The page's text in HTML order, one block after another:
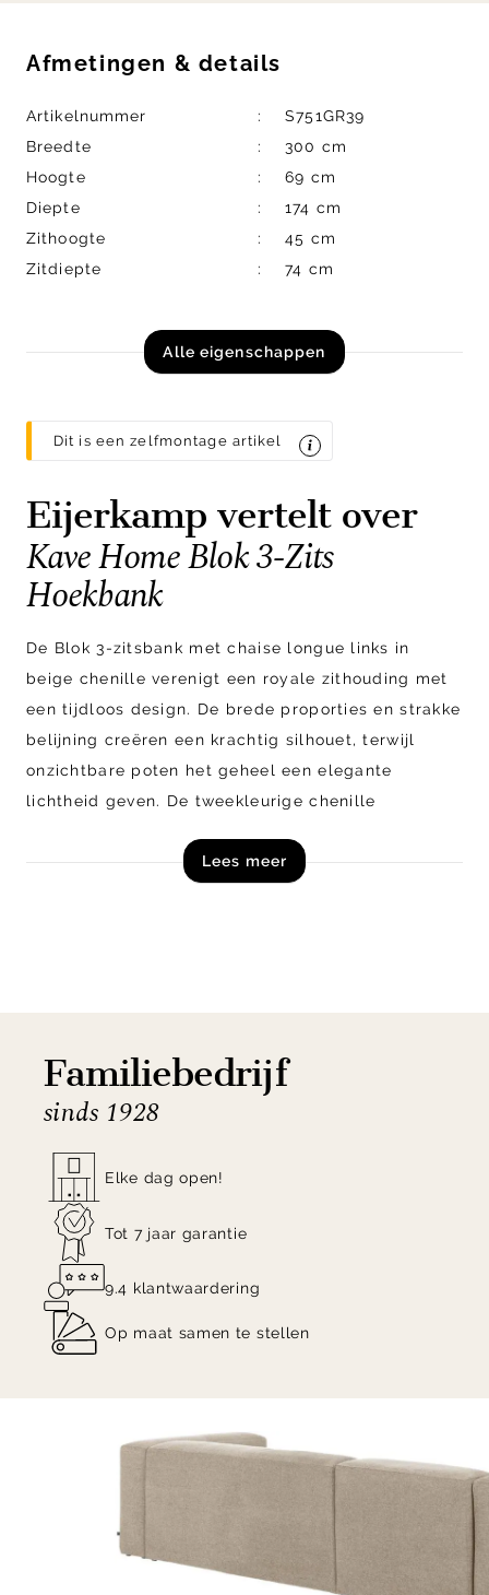
Afmetingen & details
Artikelnummer
S751GR39
Breedte
300 cm
Hoogte
69 cm
Diepte
174 cm
Zithoogte
45 cm
Zitdiepte
74 cm
Alle eigenschappen
Dit is een zelfmontage artikel
Eijerkamp vertelt over
Kave Home Blok 3-Zits
Hoekbank
De Blok 3-zitsbank met chaise longue links in
beige chenille verenigt een royale zithouding met
een tijdloos design. De brede proporties en strakke
belijning creëren een krachtig silhouet, terwijl
onzichtbare poten het geheel een elegante
lichtheid geven. De tweekleurige chenille
vlekbestendig en eenvoudig te onderhouden,
Let op! Dit product is een zelfmontage artikel en
wordt in losse onderdelen, inclusief handleiding,
Lees meer
Familiebedrijf
sinds 1928
Elke dag open!
Tot 7 jaar garantie
9.4 klantwaardering
Op maat samen te stellen